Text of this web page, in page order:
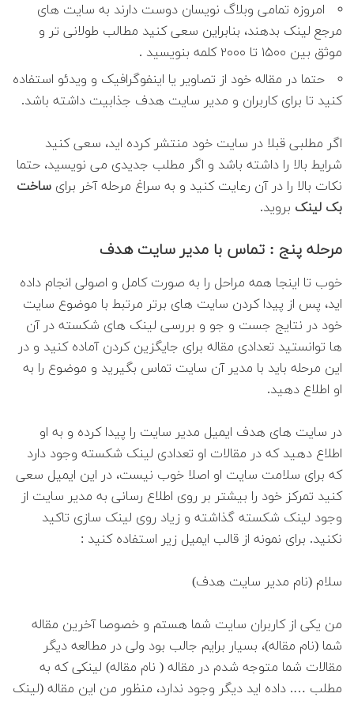
امروزه تمامی وبلاگ نویسان دوست دارند به سایت های
مرجع لینک بدهند، بنابراین سعی کنید مطالب طولانی تر و
موثق بین ۱۵۰۰ تا ۲۰۰۰ کلمه بنویسید .
حتما در مقاله خود از تصاویر یا اینفوگرافیک و ویدئو استفاده
کنید تا برای کاربران و مدیر سایت هدف جذابیت داشته باشد.
اگر مطلبی قبلا در سایت خود منتشر کرده اید، سعی کنید
شرایط بالا را داشته باشد و اگر مطلب جدیدی می نویسید، حتما
نکات بالا را در آن رعایت کنید و به سراغ مرحله آخر برای ساخت
بک لینک بروید.
مرحله پنج : تماس با مدیر سایت هدف
خوب تا اینجا همه مراحل را به صورت کامل و اصولی انجام داده
اید، پس از پیدا کردن سایت های برتر مرتبط با موضوع سایت
خود در نتایج جست و جو و بررسی لینک های شکسته در آن
ها توانستید تعدادی مقاله برای جایگزین کردن آماده کنید و در
این مرحله باید با مدیر آن سایت تماس بگیرید و موضوع را به
او اطلاع دهید.
در سایت های هدف ایمیل مدیر سایت را پیدا کرده و به او
اطلاع دهید که در مقالات او تعدادی لینک شکسته وجود دارد
که برای سلامت سایت او اصلا خوب نیست، در این ایمیل سعی
کنید تمرکز خود را بیشتر بر روی اطلاع رسانی به مدیر سایت از
وجود لینک شکسته گذاشته و زیاد روی لینک سازی تاکید
نکنید. برای نمونه از قالب ایمیل زیر استفاده کنید :
سلام (نام مدیر سایت هدف)
من یکی از کاربران سایت شما هستم و خصوصا آخرین مقاله
شما (نام مقاله)، بسیار برایم جالب بود ولی در مطالعه دیگر
مقالات شما متوجه شدم در مقاله ( نام مقاله) لینکی که به
مطلب …. داده اید دیگر وجود ندارد، منظور من این مقاله (لینک